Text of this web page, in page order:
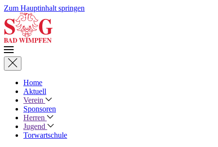
Zum Hauptinhalt springen
Home
Aktuell
Verein
Sponsoren
Herren
Jugend
Torwartschule